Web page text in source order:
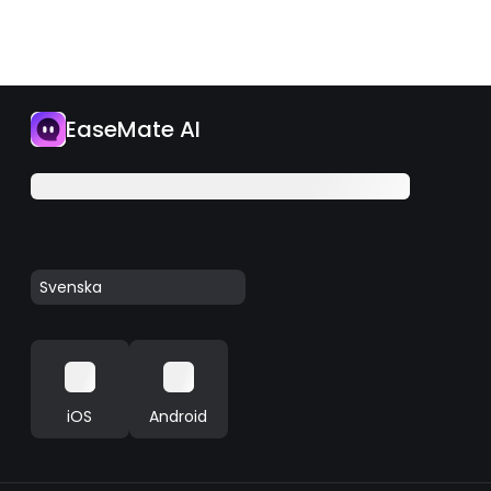
EaseMate AI
Svenska
iOS Android